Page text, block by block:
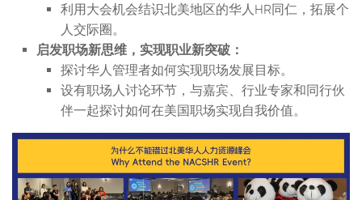
利用大会机会结识北美地区的华人HR同仁，拓展个
人交际圈。
启发职场新思维，实现职业新突破：
探讨华人管理者如何实现职场发展目标。
设有职场人讨论环节，与嘉宾、行业专家和同行伙
伴一起探讨如何在美国职场实现自我价值。